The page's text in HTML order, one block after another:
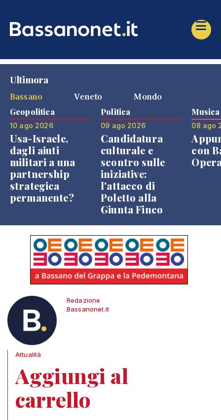
Ultimora
Bassano
Veneto Mondo
Geopolitica
10 ago 2026
Usa-Israele,
dagli aiuti
militari a una
partnership
strategica
permanente?
Politica
09 ago 2026
Candidatura
culturale e
scontro sulle
iniziative:
l'attacco di
Poletto alla
Giunta Finco
Musica
08 ago
con
Redazione
Bassanonet.it
Attualità
Aggiungi al
carrello